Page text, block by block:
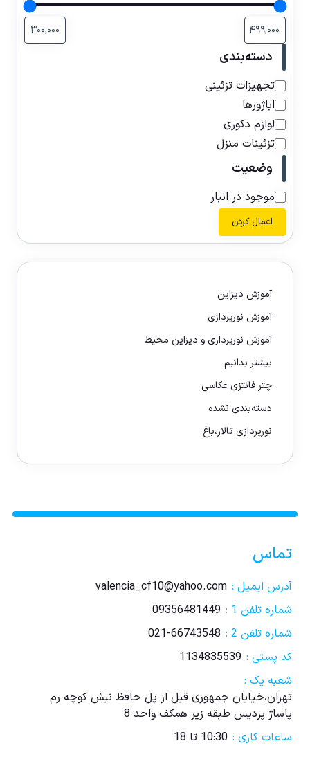
دسته‌بندی
تجهیزات تزئینی
اباژورها
لوازم دکوری
تزئینات منزل
وضعیت
موجود در انبار
اعمال کردن
آموزش دیزاین
آموزش نورپردازی
آموزش نورپردازی و دیزاین محیط
بیشتر بدانیم
چتر فانتزی عکاسی
دسته‌بندی نشده
نورپردازی تالار،باغ
تماس
آدرس ایمیل : valencia_cf10@yahoo.com
شماره تلفن 1 :
09356481449
شماره تلفن 2 :
021-66743548
کد پستی : 1134835539
شعبه یک :
تهران،خیابان جمهوری قبل از پل حافظ نبش کوچه رم
پاساژ پردیس طبقه زیر همکف واحد 8
ساعات کاری : 10:30 تا 18